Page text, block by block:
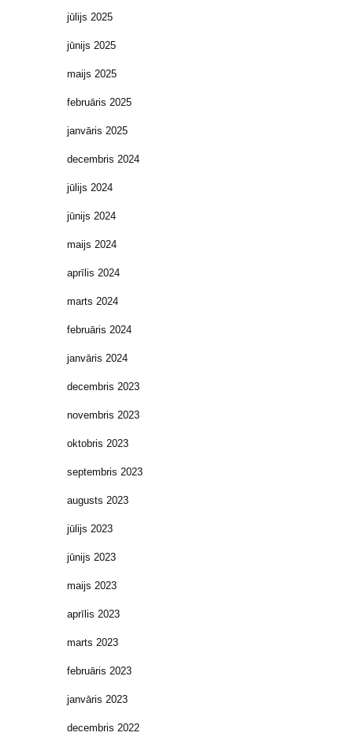
jūlijs 2025
jūnijs 2025
maijs 2025
februāris 2025
janvāris 2025
decembris 2024
jūlijs 2024
jūnijs 2024
maijs 2024
aprīlis 2024
marts 2024
februāris 2024
janvāris 2024
decembris 2023
novembris 2023
oktobris 2023
septembris 2023
augusts 2023
jūlijs 2023
jūnijs 2023
maijs 2023
aprīlis 2023
marts 2023
februāris 2023
janvāris 2023
decembris 2022